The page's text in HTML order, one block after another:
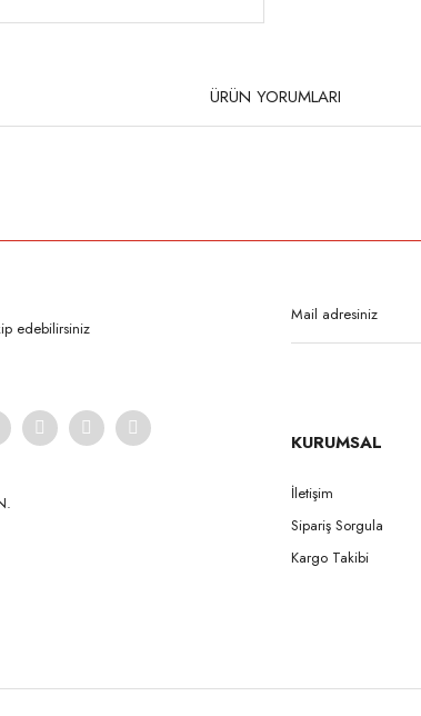
ÜRÜN YORUMLARI
edebilirsiniz
ㅤ
KURUMSAL
İletişim
Sipariş Sorgula
Kargo Takibi